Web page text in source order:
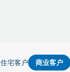
住宅客户 商业客户